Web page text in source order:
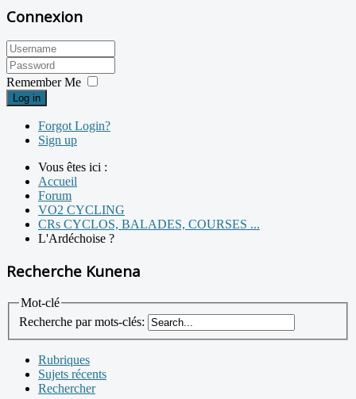
Connexion
Remember Me
Log in
Forgot Login?
Sign up
Vous êtes ici :
Accueil
Forum
VO2 CYCLING
CRs CYCLOS, BALADES, COURSES ...
L'Ardéchoise ?
Recherche Kunena
Mot-clé
Recherche par mots-clés:
Rubriques
Sujets récents
Rechercher